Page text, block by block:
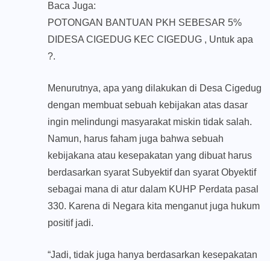
Baca Juga:
POTONGAN BANTUAN PKH SEBESAR 5%
DIDESA CIGEDUG KEC CIGEDUG , Untuk apa
?.
Menurutnya, apa yang dilakukan di Desa Cigedug
dengan membuat sebuah kebijakan atas dasar
ingin melindungi masyarakat miskin tidak salah.
Namun, harus faham juga bahwa sebuah
kebijakana atau kesepakatan yang dibuat harus
berdasarkan syarat Subyektif dan syarat Obyektif
sebagai mana di atur dalam KUHP Perdata pasal
330. Karena di Negara kita menganut juga hukum
positif jadi.
“Jadi, tidak juga hanya berdasarkan kesepakatan